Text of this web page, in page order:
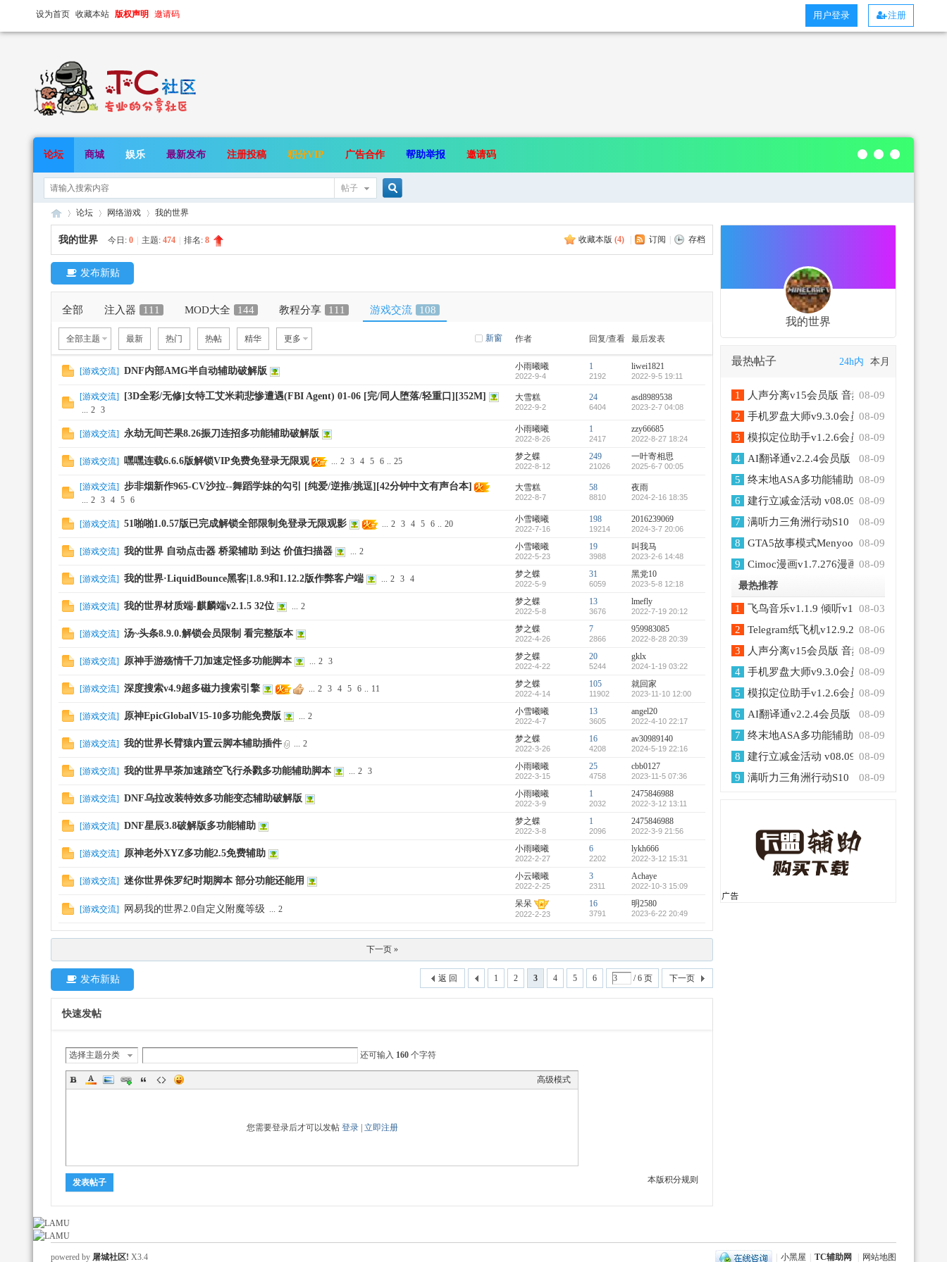
设为首页 收藏本站 版权声明 邀请码 用户登录 注册
论坛 商城 娱乐 最新发布 注册投稿 积分VIP 广告合作 帮助举报 邀请码
帖子
辅
论坛
›
网络游戏 我的世界
收藏本版 (4) 订阅 存档
我的世界 今日: 0 主题: 474 排名: 8
发布新贴
全部 注入器 111 MOD大全 144 教程分享 111 游戏交流 108
新窗
全部主题 最新 热门 热帖 精华 更多 作者 回复/查看 最后发表
[游戏交流] DNF内部AMG半自动辅助破解版 小雨曦曦
2022-9-4
1
2192
liwei1821
2022-9-5 19:11
[游戏交流] [3D全彩/无修]女特工艾米莉悲惨遭遇(FBI Agent) 01-06 [完/同人堕落/轻重口][352M]
... 2 3
大雪糕
2022-9-2
24
6404
asd8989538
2023-2-7 04:08
[游戏交流] 永劫无间芒果8.26振刀连招多功能辅助破解版 小雨曦曦
2022-8-26
1
2417
zzy66685
2022-8-27 18:24
[游戏交流] 嘿嘿连载6.6.6版解锁VIP免费免登录无限观 ... 2 3 4 5 6 .. 25 梦之蝶
2022-8-12
249
21026
一叶寄相思
2025-6-7 00:05
[游戏交流] 步非烟新作965-CV沙拉--舞蹈学妹的勾引 [纯爱/逆推/挑逗][42分钟中文有声台本]
... 2 3 4 5 6
大雪糕
2022-8-7
58
8810
夜雨
2024-2-16 18:35
[游戏交流] 51啪啪1.0.57版已完成解锁全部限制免登录无限观影 ... 2 3 4 5 6 .. 20 小雪曦曦
2022-7-16
198
19214
2016239069
2024-3-7 20:06
[游戏交流] 我的世界 自动点击器 桥梁辅助 到达 价值扫描器 ... 2 小雪曦曦
2022-5-23
19
3988
叫我马
2023-2-6 14:48
[游戏交流] 我的世界·LiquidBounce黑客|1.8.9和1.12.2版作弊客户端 ... 2 3 4 梦之蝶
2022-5-9
31
6059
黑党10
2023-5-8 12:18
[游戏交流] 我的世界材质端-麒麟端v2.1.5 32位 ... 2 梦之蝶
2022-5-8
13
3676
lmefly
2022-7-19 20:12
[游戏交流] 汤~头条8.9.0.解锁会员限制 看完整版本 梦之蝶
2022-4-26
7
2866
959983085
2022-8-28 20:39
[游戏交流] 原神手游殇情千刀加速定怪多功能脚本 ... 2 3 梦之蝶
2022-4-22
20
5244
gklx
2024-1-19 03:22
[游戏交流] 深度搜索v4.9超多磁力搜索引擎 ... 2 3 4 5 6 .. 11 梦之蝶
2022-4-14
105
11902
就回家
2023-11-10 12:00
[游戏交流] 原神EpicGlobalV15-10多功能免费版 ... 2 小雪曦曦
2022-4-7
13
3605
angel20
2022-4-10 22:17
[游戏交流] 我的世界长臂猿内置云脚本辅助插件 ... 2 梦之蝶
2022-3-26
16
4208
av30989140
2024-5-19 22:16
[游戏交流] 我的世界早茶加速踏空飞行杀戮多功能辅助脚本 ... 2 3 小雨曦曦
2022-3-15
25
4758
cbb0127
2023-11-5 07:36
[游戏交流] DNF乌拉改装特效多功能变态辅助破解版 小雨曦曦
2022-3-9
1
2032
2475846988
2022-3-12 13:11
[游戏交流] DNF星辰3.8破解版多功能辅助 梦之蝶
2022-3-8
1
2096
2475846988
2022-3-9 21:56
[游戏交流] 原神老外XYZ多功能2.5免费辅助 小雨曦曦
2022-2-27
6
2202
lykh666
2022-3-12 15:31
[游戏交流] 迷你世界侏罗纪时期脚本 部分功能还能用 小云曦曦
2022-2-25
3
2311
Achaye
2022-10-3 15:09
[游戏交流] 网易我的世界2.0自定义附魔等级 ... 2
呆呆
2022-2-23
16
3791
明2580
2023-6-22 20:49
下一页 »
发布新贴 1 2 3 4 5 6 / 6 页 下一页
返 回
快速发帖
选择主题分类 还可输入 160 个字符
高级模式
您需要登录后才可以发帖 登录| 立即注册
本版积分规则
发表帖子
我的世界
最热帖子 24h内 本月
1 人声分离v15会员版 音频处理器
08-09
2
手机罗盘大师v9.3.0会员版 电子罗盘水平仪
08-09
3
模拟定位助手v1.2.6会员版 无需root模拟位
08-09
4
AI翻译通v2.2.4会员版 支持多国语言互译
08-09
5
终末地ASA多功能辅助v9国服/国际服
08-09
6
建行立减金活动 v08.09 08-09
7
满听力三角洲行动S10
08-09
8
GTA5故事模式MenyooSP v2.3.1作弊修改器
08-09
9
Cimoc漫画v1.7.276漫画源 灵狐小说v4.0.7
08-09
最热推荐
1 飞鸟音乐v1.1.9 倾听v1.0 无损音乐免费听
08-03
2
Telegram纸飞机v12.9.2会员版 开放注册了
08-06
3
人声分离v15会员版 音频处理器
08-09
4
手机罗盘大师v9.3.0会员版 电子罗盘水平仪
08-09
5
模拟定位助手v1.2.6会员版 无需root模拟位
08-09
6
AI翻译通v2.2.4会员版 支持多国语言互译
08-09
7
终末地ASA多功能辅助v9国服/国际服
08-09
8
建行立减金活动 v08.09 08-09
9
满听力三角洲行动S10 08-09
小黑屋 TC辅助网 网站地图
powered by 屠城社区! X3.4